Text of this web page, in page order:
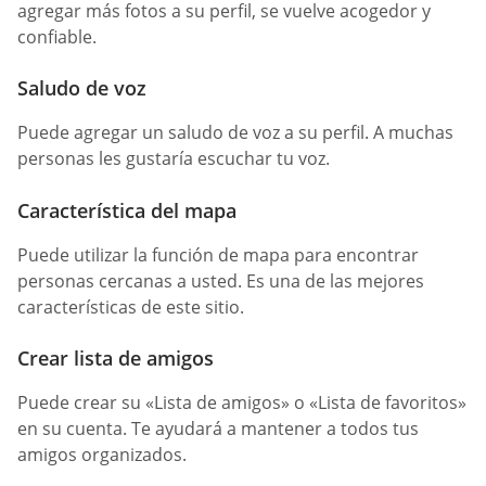
agregar más fotos a su perfil, se vuelve acogedor y
confiable.
Saludo de voz
Puede agregar un saludo de voz a su perfil. A muchas
personas les gustaría escuchar tu voz.
Característica del mapa
Puede utilizar la función de mapa para encontrar
personas cercanas a usted. Es una de las mejores
características de este sitio.
Crear lista de amigos
Puede crear su «Lista de amigos» o «Lista de favoritos»
en su cuenta. Te ayudará a mantener a todos tus
amigos organizados.